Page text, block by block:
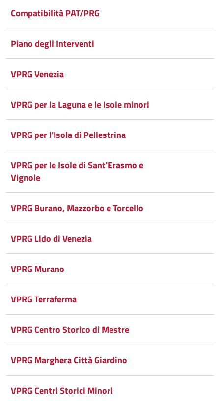
Twitter
su
Condividi
Compatibilità PAT/PRG
Piano degli Interventi
VPRG Venezia
VPRG per la Laguna e le Isole minori
VPRG per l'Isola di Pellestrina
VPRG per le Isole di Sant'Erasmo e
Vignole
VPRG Burano, Mazzorbo e Torcello
VPRG Lido di Venezia
VPRG Murano
VPRG Terraferma
VPRG Centro Storico di Mestre
VPRG Marghera Città Giardino
VPRG Centri Storici Minori